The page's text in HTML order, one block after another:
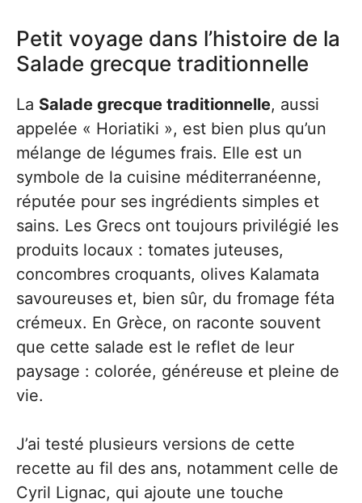
Petit voyage dans l’histoire de la
Salade grecque traditionnelle
La Salade grecque traditionnelle, aussi
appelée « Horiatiki », est bien plus qu’un
mélange de légumes frais. Elle est un
symbole de la cuisine méditerranéenne,
réputée pour ses ingrédients simples et
sains. Les Grecs ont toujours privilégié les
produits locaux : tomates juteuses,
concombres croquants, olives Kalamata
savoureuses et, bien sûr, du fromage féta
crémeux. En Grèce, on raconte souvent
que cette salade est le reflet de leur
paysage : colorée, généreuse et pleine de
vie.
J’ai testé plusieurs versions de cette
recette au fil des ans, notamment celle de
Cyril Lignac, qui ajoute une touche